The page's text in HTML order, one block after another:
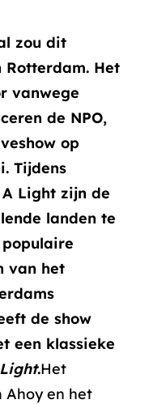
zou dit
Het
vanwege
de NPO,
op
Tijdens
A Light zijn de
landen te
van het
de show
een klassieke
.Het
Ahoy en het